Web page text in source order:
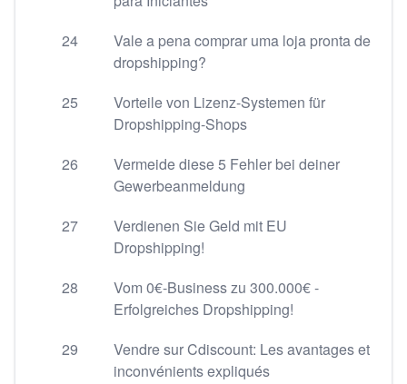
24
Vale a pena comprar uma loja pronta de
dropshipping?
25
Vorteile von Lizenz-Systemen für
Dropshipping-Shops
26
Vermeide diese 5 Fehler bei deiner
Gewerbeanmeldung
27
Verdienen Sie Geld mit EU
Dropshipping!
28
Vom 0€-Business zu 300.000€ -
Erfolgreiches Dropshipping!
29
Vendre sur Cdiscount: Les avantages et
inconvénients expliqués